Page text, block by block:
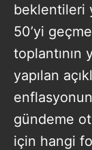
beklentileri
50’yi
toplantının
yapılan
gündeme
için hangi